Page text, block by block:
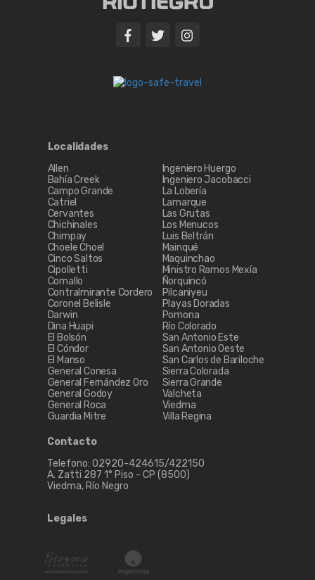
Localidades
Allen
Bahía Creek
Campo Grande
Catriel
Cervantes
Chichinales
Chimpay
Choele Choel
Cinco Saltos
Cipolletti
Comallo
Contralmirante Cordero
Coronel Belisle
Darwin
Dina Huapi
El Bolsón
El Cóndor
El Manso
General Conesa
General Fernández Oro
General Godoy
General Roca
Guardia Mitre
Ingeniero Huergo
Ingeniero Jacobacci
La Lobería
Lamarque
Las Grutas
Los Menucos
Luis Beltrán
Mainqué
Maquinchao
Ministro Ramos Mexía
Ñorquincó
Pilcaniyeu
Playas Doradas
Pomona
Río Colorado
San Antonio Este
San Antonio Oeste
San Carlos de Bariloche
Sierra Colorada
Sierra Grande
Valcheta
Viedma
Villa Regina
Contacto
Telefono: 02920-424615/422150
A. Zatti 287 1° Piso - CP (8500)
Viedma, Río Negro
Legales